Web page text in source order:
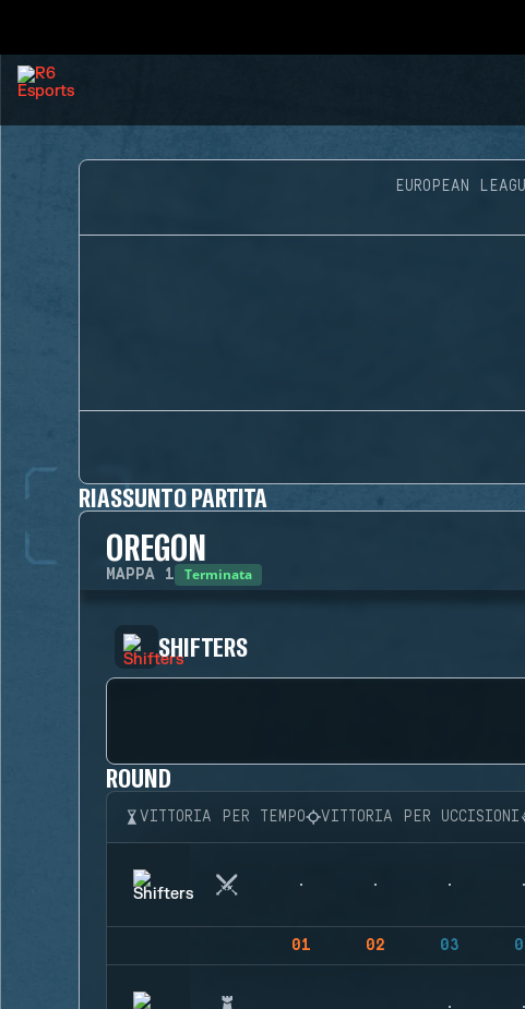
EUROPEAN
RIASSUNTO PARTITA
OREGON
MAPPA 1 Terminata
SHIFTERS
ROUND
VITTORIA PER TEMPO VITTORIA PER UCCISIONI
01 02 03